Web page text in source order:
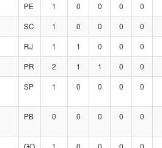
PE 1 0 0 0 0
SC 1 0 0 0 0
RJ 1 1 0 0 0
PR 2 1 1 0 0
SP 1 0 0 0 0
PB 0 0 0 0 0
GO 1 0 0 0 0